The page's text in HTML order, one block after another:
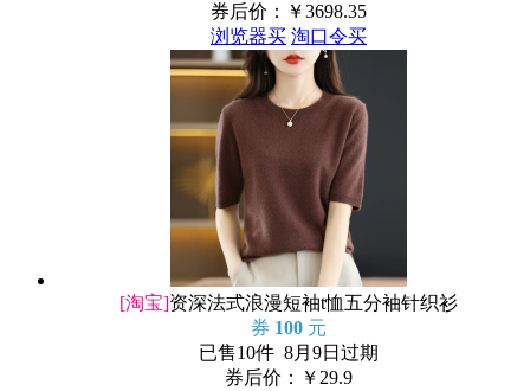
券后价：￥3698.35
浏览器买 淘口令买
[淘宝]资深法式浪漫短袖t恤五分袖针织衫
券 100 元
已售10件 8月9日过期
券后价：￥ 29.9